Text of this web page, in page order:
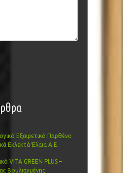
Εξαιρετικό Παρθένο
Εκλεκτά Έλαια Α.Ε.
VITA GREEN PLUS –
Βουλιαγμένης